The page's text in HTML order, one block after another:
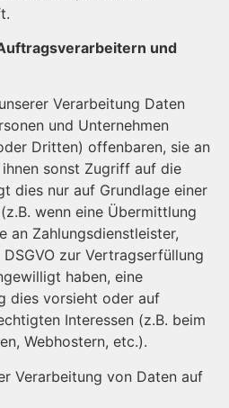
und
Verarbeitung Daten
und Unternehmen
Dritten) offenbaren, sie an
sonst Zugriff auf die
dies nur auf Grundlage einer
wenn eine Übermittlung
an Zahlungsdienstleister,
zur Vertragserfüllung
haben, eine
dies vorsieht oder auf
Interessen (z.B. beim
Webhostern, etc.).
Verarbeitung von Daten auf